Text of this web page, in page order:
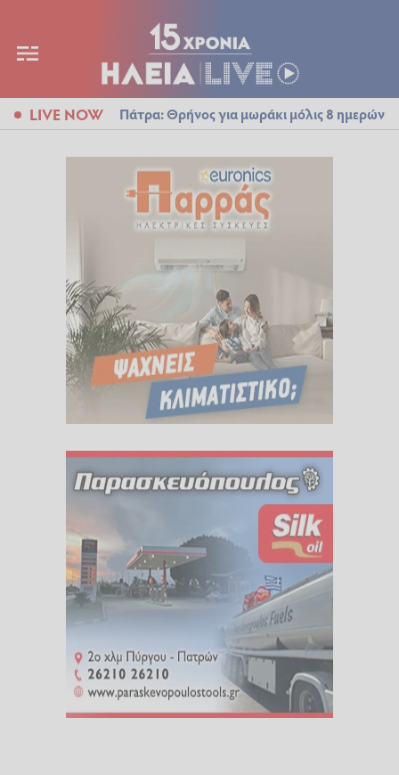
LIVE NOW Πάτρα: Θρήνος για μωράκι μόλις 8 ημερών